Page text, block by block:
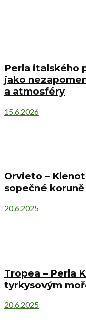
Perla italského
jako
a atmosféry
15.6.2026
Orvieto –
sopečné koruně
20.6.2025
Tropea – Perla
tyrkysovým
20.6.2025